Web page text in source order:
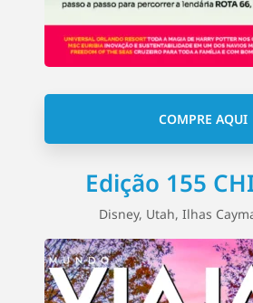
COMPRE AQUI
Edição 155
Disney, Utah, Ilhas